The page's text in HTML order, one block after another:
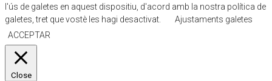
l'ús de galetes en aquest dispositiu, d'acord amb la nostra política de
galetes, tret que vostè les hagi desactivat.
Ajustaments galetes
ACCEPTAR
Close